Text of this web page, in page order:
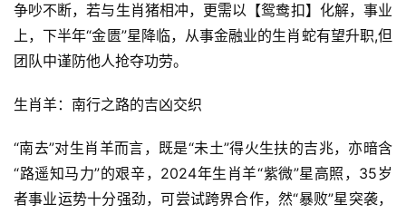
争吵不断，若与生肖猪相冲，更需以【鸳鸯扣】化解，事业
上，下半年“金匮”星降临，从事金融业的生肖蛇有望升职,但
团队中谨防他人抢夺功劳。
生肖羊：南行之路的吉凶交织
“南去”对生肖羊而言，既是“未土”得火生扶的吉兆，亦暗含
“路遥知马力”的艰辛，2024年生肖羊“紫微”星高照，35岁
者事业运势十分强劲，可尝试跨界合作，然“暴败”星突袭，